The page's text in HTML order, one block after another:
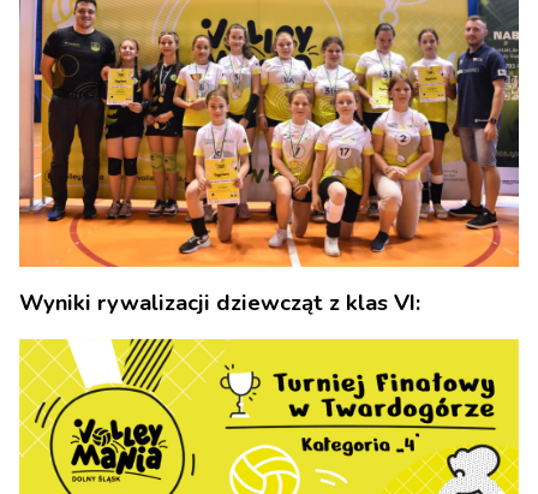
Wyniki rywalizacji dziewcząt z klas VI: